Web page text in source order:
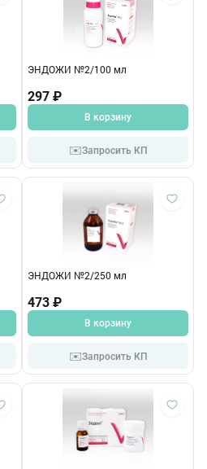
ЭНДОЖИ №2/100 мл
297 ₽
В корзину
✉️Запросить КП
ЭНДОЖИ №2/250 мл
473 ₽
В корзину
✉️Запросить КП